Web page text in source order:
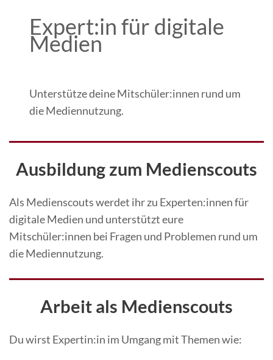
Expert:in für digitale
Medien
Unterstütze deine Mitschüler:innen rund um
die Mediennutzung.
Ausbildung zum Medienscouts
Als Medienscouts werdet ihr zu Experten:innen für
digitale Medien und unterstützt eure
Mitschüler:innen bei Fragen und Problemen rund um
die Mediennutzung.
Arbeit als Medienscouts
Du wirst Expertin:in im Umgang mit Themen wie: